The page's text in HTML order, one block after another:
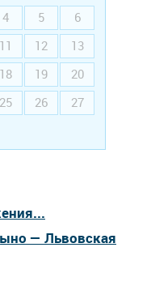
4 5
6
11 12
13
18 19
20
25 26
27
— Львовская